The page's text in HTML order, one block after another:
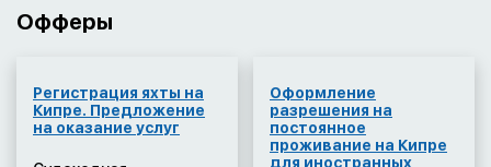
Офферы
Регистрация яхты на
Кипре. Предложение
на оказание услуг
Оформление
разрешения на
постоянное
проживание на Кипре
для иностранных